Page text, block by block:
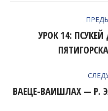
ЗАПИСЯМ
УРОК 14:
ВАЕЦЕ-ВАИШЛАХ — Р.